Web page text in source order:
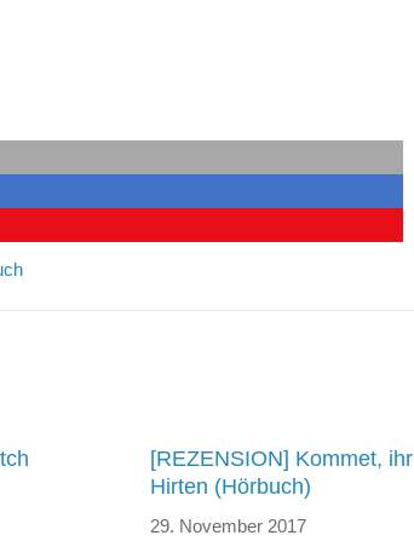
[REZENSION] Kommet, ihr
Hirten (Hörbuch)
29. November 2017